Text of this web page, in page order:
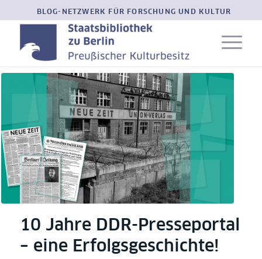
BLOG-NETZWERK FÜR FORSCHUNG UND KULTUR
10 Jahre DDR-Presseportal
– eine Erfolgsgeschichte!